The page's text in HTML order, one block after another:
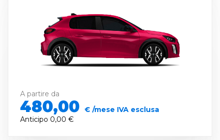
A partire da
480,00 € /mese IVA esclusa
Anticipo 0,00 €